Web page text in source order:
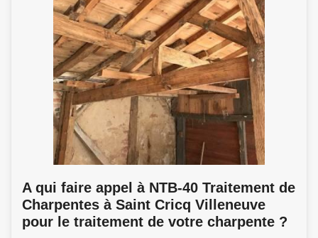
A qui faire appel à NTB-40 Traitement de
Charpentes à Saint Cricq Villeneuve
pour le traitement de votre charpente ?